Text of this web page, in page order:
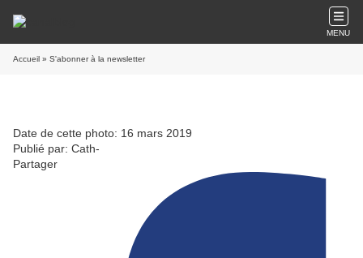
MENU
Accueil » S'abonner à la newsletter
Date de cette photo: 16 mars 2019
Publié par: Cath-
Partager